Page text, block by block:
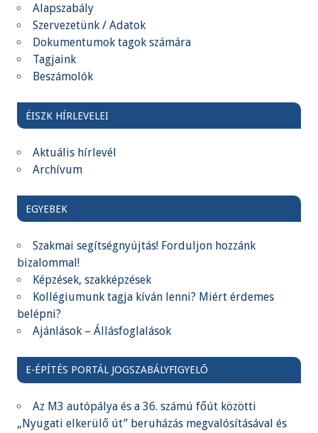
Alapszabály
Szervezetünk / Adatok
Dokumentumok tagok számára
Tagjaink
Beszámolók
ÉISZK HÍRLEVELEI
Aktuális hírlevél
Archívum
EGYEBEK
Szakmai segítségnyújtás! Forduljon hozzánk
bizalommal!
Képzések, szakképzések
Kollégiumunk tagja kíván lenni? Miért érdemes
belépni?
Ajánlások – Állásfoglalások
E-ÉPÍTÉS PORTÁL JOGSZABÁLYFIGYELŐ
Az M3 autópálya és a 36. számú főút közötti
„Nyugati elkerülő út” beruházás megvalósításával és